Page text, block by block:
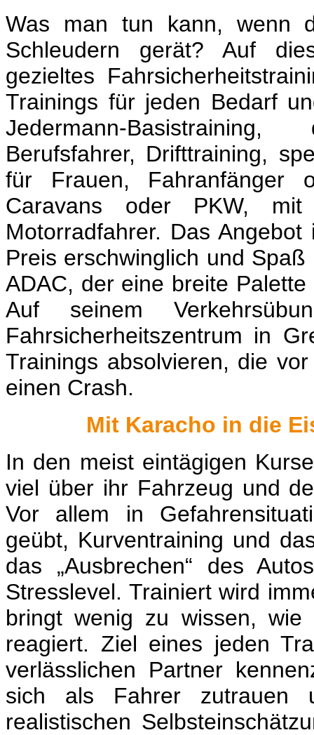
Was man tun kann, wenn
Schleudern gerät? Auf
gezieltes
Trainings für jeden Bedarf
Jedermann-
Berufsfahrer, Drifttraining,
für Frauen, Fahranfänger
Caravans oder PKW,
Motorradfahrer. Das
Preis erschwinglich und
ADAC, der eine breite
Auf seinem
Fahrsicherheitszentrum in
Trainings absolvieren, die
einen Crash.
Mit Karacho in die
In den meist eintägigen
viel über ihr Fahrzeug und
Vor allem in
geübt, Kurventraining und
das „Ausbrechen“ des
Stresslevel. Trainiert wird
bringt wenig zu wissen, wie
reagiert. Ziel eines jeden
verlässlichen Partner
sich als Fahrer zutrauen
realistischen